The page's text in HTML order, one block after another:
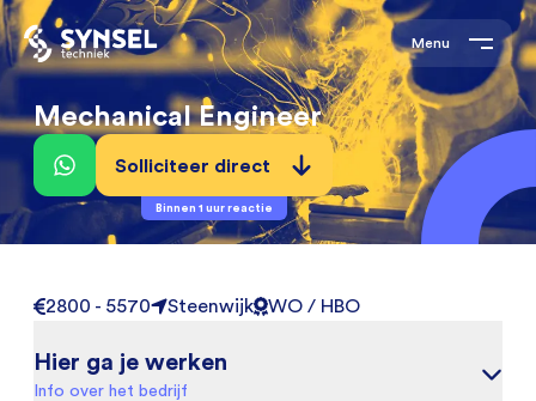
Menu
Mechanical Engineer
Solliciteer direct
Binnen 1 uur reactie
2800 - 5570 Steenwijk WO / HBO
Hier ga je werken
Info over het bedrijf